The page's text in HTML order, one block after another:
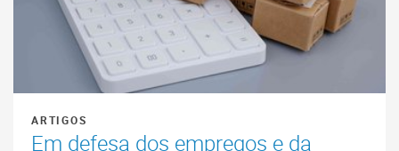
ARTIGOS
Em defesa dos empregos e da